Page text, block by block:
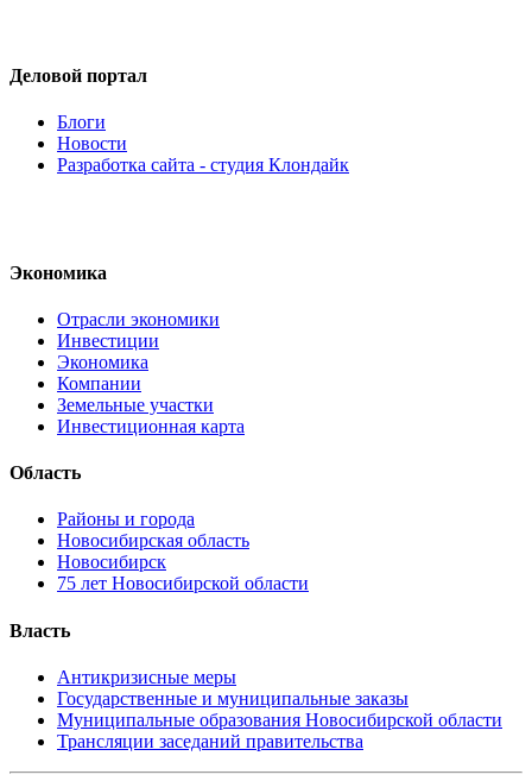
Деловой портал
Блоги
Новости
Разработка сайта - студия Клондайк
Экономика
Отрасли экономики
Инвестиции
Экономика
Компании
Земельные участки
Инвестиционная карта
Область
Районы и города
Новосибирская область
Новосибирск
75 лет Новосибирской области
Власть
Антикризисные меры
Государственные и муниципальные заказы
Муниципальные образования Новосибирской области
Трансляции заседаний правительства